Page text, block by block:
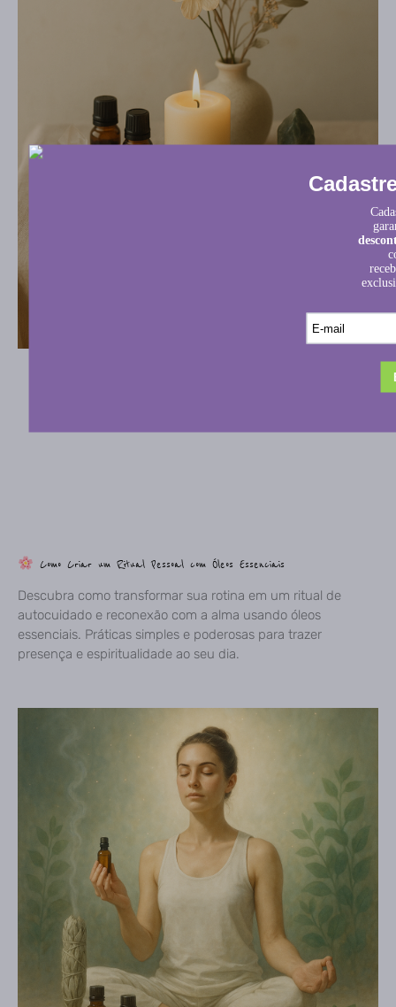
Como Criar um Ritual Pessoal com Óleos Essenciais
Descubra como transformar sua rotina em um ritual de
autocuidado e reconexão com a alma usando óleos
essenciais. Práticas simples e poderosas para trazer
presença e espiritualidade ao seu dia.